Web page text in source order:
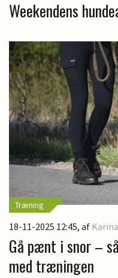
Weekendens
Træning
18-11-2025 12:45, af
Gå pænt i snor –
med træningen